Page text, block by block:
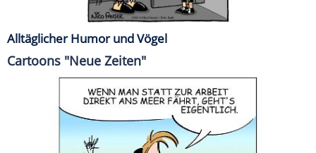
Alltäglicher Humor und Vögel
Cartoons "Neue Zeiten"